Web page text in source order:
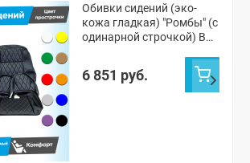
Обивки сидений (эко-
кожа гладкая) "Ромбы" (с
одинарной строчкой) ВАЗ
Лада Нива 4х4 5д (ВАЗ
2131)
6 851 руб.